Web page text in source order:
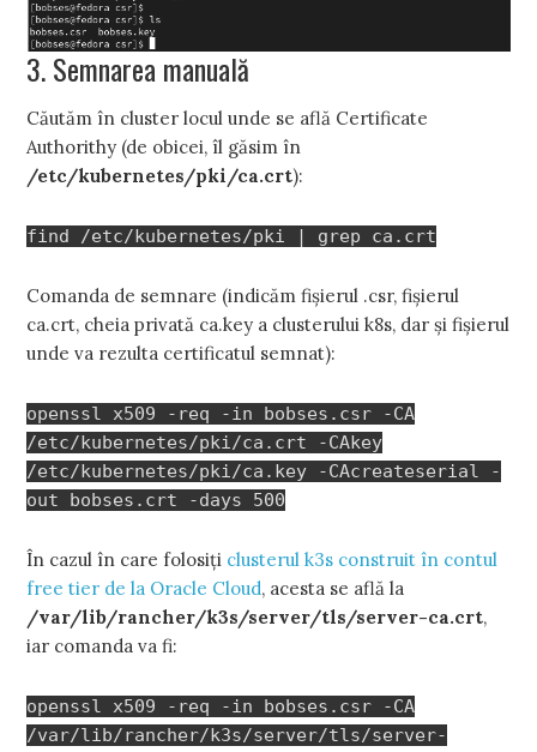
3. Semnarea manuală
Căutăm în cluster locul unde se află Certificate
Authorithy (de obicei, îl găsim în
/etc/kubernetes/pki/ca.crt):
find /etc/kubernetes/pki | grep ca.crt
Comanda de semnare (indicăm fișierul .csr, fișierul
ca.crt, cheia privată ca.key a clusterului k8s, dar și fișierul
unde va rezulta certificatul semnat):
openssl x509 -req -in bobses.csr -CA
/etc/kubernetes/pki/ca.crt -CAkey
/etc/kubernetes/pki/ca.key -CAcreateserial -
out bobses.crt -days 500
În cazul în care folosiți clusterul k3s construit în contul
free tier de la Oracle Cloud, acesta se află la
/var/lib/rancher/k3s/server/tls/server-ca.crt,
iar comanda va fi:
openssl x509 -req -in bobses.csr -CA
/var/lib/rancher/k3s/server/tls/server-